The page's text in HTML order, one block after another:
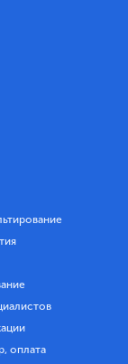
оплата